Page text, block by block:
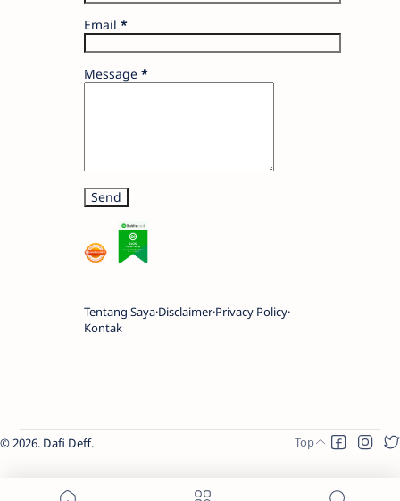
Email *
Message *
Tentang Saya Disclaimer Privacy Policy
Kontak
2026. Dafi Deff.